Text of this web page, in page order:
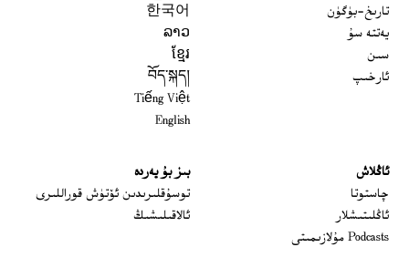
تارىخ-بۈگۈن
يەتتە سۇ
سىن
ئارخىپ
한국어
ລາວ
ខ្មែរ
བོད་སྐད།
Tiếng Việt
English
ئاڭلاش
چاستوتا
ئاڭلىتىشلار
Podcasts مۇلازىمىتى
بىز بۇ يەردە
توسۇقلىرىدىن ئۆتۈش قوراللىرى
ئالاقىلىشىڭ